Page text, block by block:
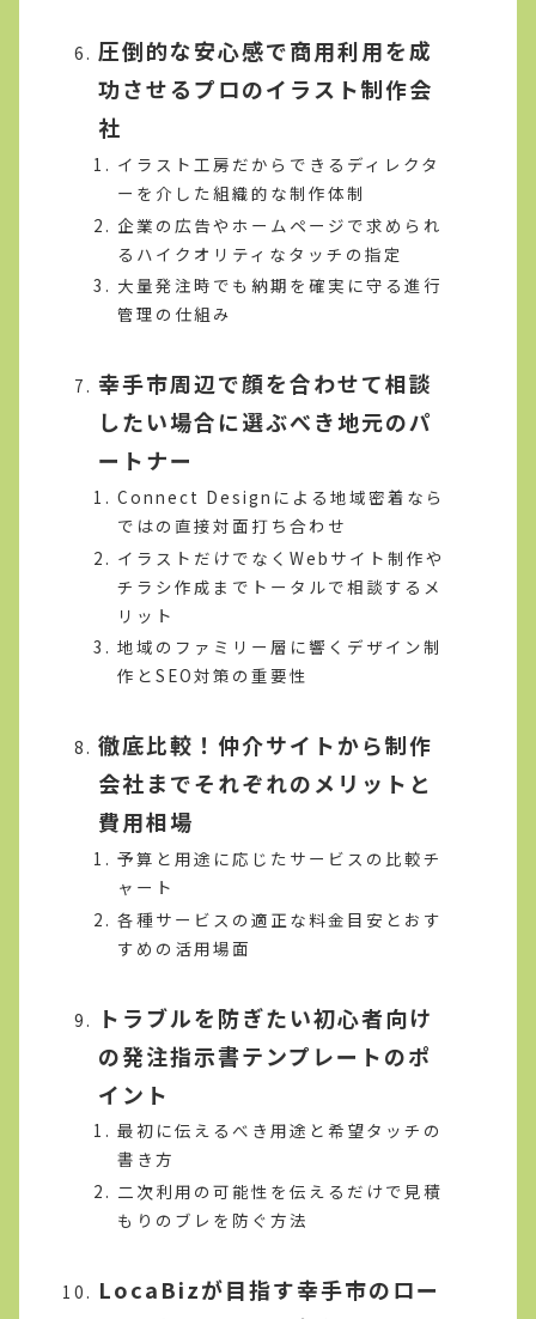
圧倒的な安心感で商用利用を成
功させるプロのイラスト制作会
社
イラスト工房だからできるディレクタ
ーを介した組織的な制作体制
企業の広告やホームページで求められ
るハイクオリティなタッチの指定
大量発注時でも納期を確実に守る進行
管理の仕組み
幸手市周辺で顔を合わせて相談
したい場合に選ぶべき地元のパ
ートナー
Connect Designによる地域密着なら
ではの直接対面打ち合わせ
イラストだけでなくWebサイト制作や
チラシ作成までトータルで相談するメ
リット
地域のファミリー層に響くデザイン制
作とSEO対策の重要性
徹底比較！仲介サイトから制作
会社までそれぞれのメリットと
費用相場
予算と用途に応じたサービスの比較チ
ャート
各種サービスの適正な料金目安とおす
すめの活用場面
トラブルを防ぎたい初心者向け
の発注指示書テンプレートのポ
イント
最初に伝えるべき用途と希望タッチの
書き方
二次利用の可能性を伝えるだけで見積
もりのブレを防ぐ方法
LocaBizが目指す幸手市のロー